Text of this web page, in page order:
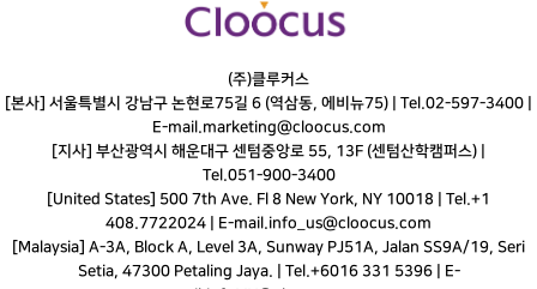
(주)클루커스
[본사] 서울특별시 강남구 논현로75길 6 (역삼동, 에비뉴75) | Tel.02-597-3400
E-mail.marketing@cloocus.com
[지사] 부산광역시 해운대구 센텀중앙로 55, 13F (센텀산학캠퍼스) |
Tel.051-900-3400
[United States] 500 7th Ave. Fl 8 New York, NY 10018 | Tel.+1
408.7722024 | E-mail.info_us@cloocus.com
[Malaysia] A-3A, Block A, Level 3A, Sunway PJ51A, Jalan SS9A/19, Seri
Setia, 47300 Petaling Jaya. | Tel.+6016 331 5396 | E-